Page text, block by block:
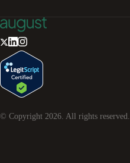
© Copyright 2026. All rights reserved.